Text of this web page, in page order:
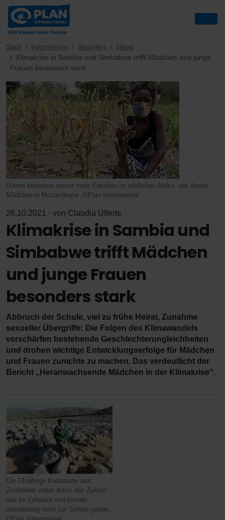
Start Informieren Aktuelles
News
Klimakrise in Sambia und Simbabwe trifft Mädchen und junge
Frauen besonders stark
Dürren bedrohen immer mehr Familien im südlichen Afrika, wie dieses
Mädchen in Mozambique. ©Plan International
26.10.2021 - von Claudia Ulferts
Klimakrise in Sambia und
Simbabwe trifft Mädchen
und junge Frauen
besonders stark
Abbruch der Schule, viel zu frühe Heirat, Zunahme
sexueller Übergriffe: Die Folgen des Klimawandels
verschärfen bestehende Geschlechterungleichheiten
und drohen wichtige Entwicklungserfolge für Mädchen
und Frauen zunichte zu machen. Das verdeutlicht der
Bericht „Heranwachsende Mädchen in der Klimakrise“.
Die 14-jährige Kudzaishe aus
Zimbabwe verlor durch den Zyklon
Idai ihr Zuhause und konnte
monatelang nicht zur Schule gehen.